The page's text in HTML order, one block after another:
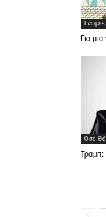
Γνώμες
Για
Όσα